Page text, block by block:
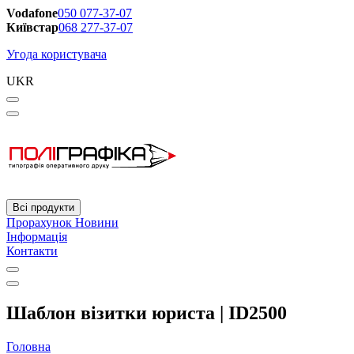
Vodafone050 077-37-07
Київстар068 277-37-07
Угода користувача
UKR
Всі продукти
Прорахунок Новини
Інформація
Контакти
Шаблон візитки юриста | ID2500
Головна